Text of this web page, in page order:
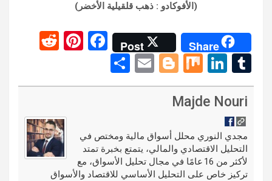
(الأفوكادو : ذهب قلقيلية الأخضر)
Share
Post
F
ce
o
k
Pi
er
t
d
t
T
u
m
bl
r
Li
n
ke
n
M
ix
Bl
o
er
E
m
h
Majde Nouri
مجدي النوري محلل أسواق مالية ومختص في
التحليل الاقتصادي والمالي، يتمتع بخبرة تمتد
لأكثر من 16 عامًا في مجال تحليل الأسواق، مع
تركيز خاص على التحليل الأساسي للاقتصاد والأسواق